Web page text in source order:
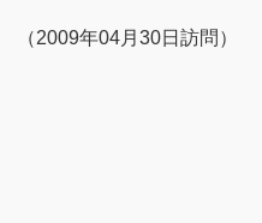
（2009年04月30日訪問）